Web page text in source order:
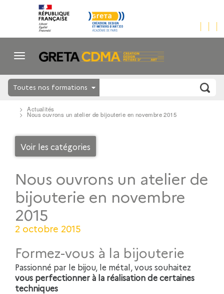
Toutes nos formations
Actualités
Nous ouvrons un atelier de bijouterie en novembre 2015
Voir les catégories
Nous ouvrons un atelier de
bijouterie en novembre
2015
2 octobre 2015
Formez-vous à la bijouterie
Passionné par le bijou, le métal, vous souhaitez
vous perfectionner à la réalisation de certaines
techniques